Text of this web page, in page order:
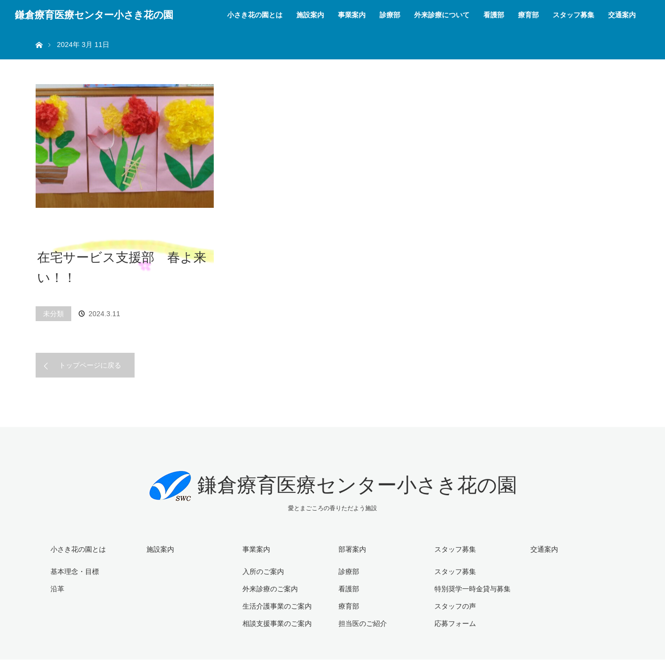
鎌倉療育医療センター小さき花の園 小さき花の園とは 施設案内 事業案内 診療部 外来診療について 看護部 療育部 スタッフ募集 交通案内
2024年 3月 11日
在宅サービス支援部 春よ来
い！！
未分類 2024.3.11
トップページに戻る
鎌倉療育医療センター小さき花の園
愛とまごころの香りただよう施設
小さき花の園とは
基本理念・目標
沿革
施設案内 事業案内
入所のご案内
外来診療のご案内
生活介護事業のご案内
相談支援事業のご案内
部署案内
診療部
看護部
療育部
担当医のご紹介
スタッフ募集
スタッフ募集
特別奨学一時金貸与募集
スタッフの声
応募フォーム
交通案内